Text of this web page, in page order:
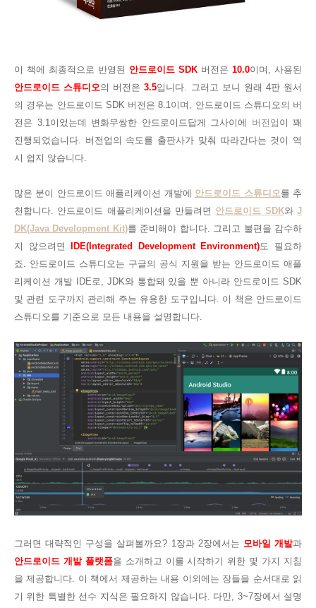
이 책에 최종적으로 반영된 안드로이드 SDK 버전은 10.0이며, 사용된
안드로이드 스튜디오의 버전은3.5입니다.
그러고 보니 원래 4판 원서
의 경우는 안드로이드 SDK 버전은 8.1이며, 안드로이드 스튜디오의 버
전은 3.1이었는데 변화무쌍한 안드로이드답게 그사이에 버전업 이 꽤
진행되었습니다. 버전업의 속도를 출판사가 맞춰 따라간다는 것이 역
시 쉽지 않습니다.
많은 분이 안드로이드 애플리케이션 개발에 안드로이드 스튜디오를 추
천합니다. 안드로이드 애플리케이션을 만들려면 안드로이드 SDK와J
DK(Java Development Kit)를 준비해야 합니다. 그리고 불편을 감수하
지 않으려면IDE(Integrated Development Environment)도 필요하
죠.
안드로이드 스튜디오는 구글의 공식 지원을 받는 안드로이드 애플
리케이션 개발 IDE로, JDK와 통합돼 있을 뿐 아니라 안드로이드 SDK
및 관련 도구까지 관리해 주는 유용한 도구입니다. 이 책은 안드로이드
스튜디오를 기준으로 모든 내용을 설명합니다.
그러면 대략적인 구성을 살펴볼까요? 1장과 2장에서는 모바일 개발과
안드로이드 개발 플랫폼을 소개하고 이를 시작하기 위한 몇 가지 지침
을 제공합니다. 이 책에서 제공하는 내용 이외에는 장들을 순서대로 읽
기 위한 특별한 선수 지식은 필요하지 않습니다. 다만, 3~7장에서 설명